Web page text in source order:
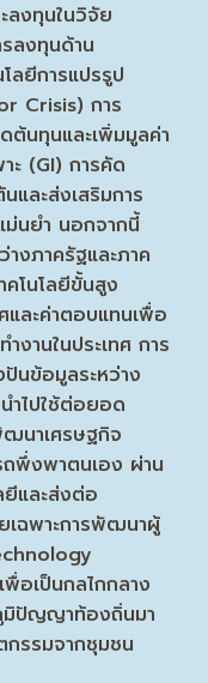
ลงทุนในวิจัย
ลงทุนด้าน
ลยีการแปรรูป
Crisis) การ
นทุนและเพิ่มมูลค่า
(GI) การคัด
และส่งเสริมการ
ม่นยำ นอกจากนี้
งภาครัฐและภาค
โนโลยีขั้นสูง
ละค่าตอบแทนเพื่อ
งานในประเทศ การ
นข้อมูลระหว่าง
ำไปใช้ต่อยอด
นาเศรษฐกิจ
ถพึ่งพาตนเอง ผ่าน
ยีและส่งต่อ
เฉพาะการพัฒนาผู้
อเป็นกลไกกลาง
มิปัญญาท้องถิ่นมา
รรมจากชุมชน